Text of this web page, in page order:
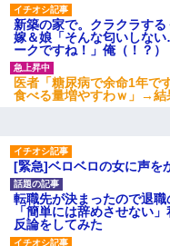
新築の家で。クラクラす
嫁＆娘「そんな匂いしな
ークですね！」俺（！？）
医者「糖尿病で余命1年で
食べる量増やすわｗ」→結
[緊急]ベロベロの女に声を
転職先が決まったので退職
「簡単には辞めさせない
反論をしてみた